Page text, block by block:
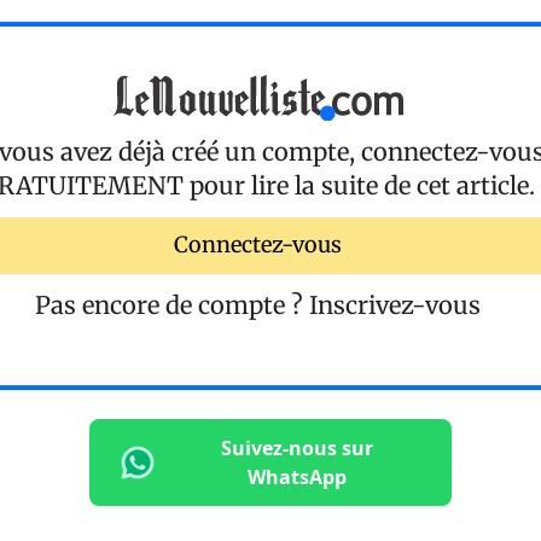
avez déjà créé un compte, connectez-
pour lire la suite de cet article.
Connectez-vous
Pas encore de compte ? Inscrivez-vous
Suivez-nous sur
WhatsApp